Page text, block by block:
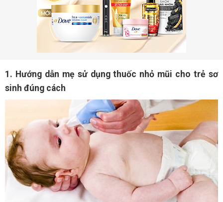
1. Hướng dẫn mẹ sử dụng thuốc nhỏ mũi cho trẻ sơ
sinh đúng cách